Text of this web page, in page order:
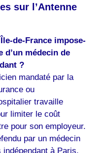
sur l’Antenne
de-France impose-
d’un médecin de
?
mandaté par la
ou
travaille
limiter le coût
pour son employeur.
par un médecin
à Paris,